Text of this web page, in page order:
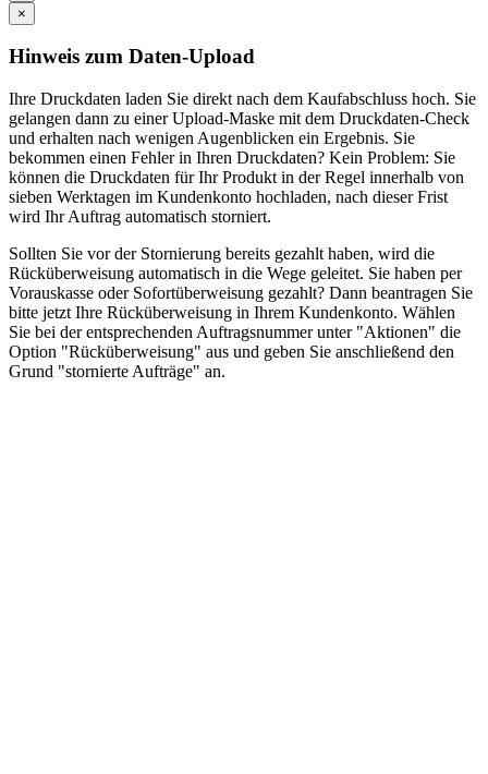
×
Hinweis zum Daten-Upload
Ihre Druckdaten laden Sie direkt nach dem Kaufabschluss hoch. Sie
gelangen dann zu einer Upload-Maske mit dem Druckdaten-Check
und erhalten nach wenigen Augenblicken ein Ergebnis. Sie
bekommen einen Fehler in Ihren Druckdaten? Kein Problem: Sie
können die Druckdaten für Ihr Produkt in der Regel innerhalb von
sieben Werktagen im Kundenkonto hochladen, nach dieser Frist
wird Ihr Auftrag automatisch storniert.
Sollten Sie vor der Stornierung bereits gezahlt haben, wird die
Rücküberweisung automatisch in die Wege geleitet. Sie haben per
Vorauskasse oder Sofortüberweisung gezahlt? Dann beantragen Sie
bitte jetzt Ihre Rücküberweisung in Ihrem Kundenkonto. Wählen
Sie bei der entsprechenden Auftragsnummer unter "Aktionen" die
Option "Rücküberweisung" aus und geben Sie anschließend den
Grund "stornierte Aufträge" an.